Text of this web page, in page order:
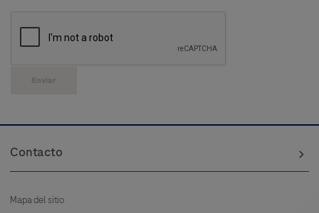
Enviar
Contacto
Mapa del sitio